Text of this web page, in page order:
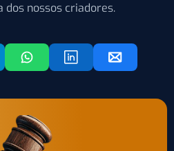
dos nossos criadores.